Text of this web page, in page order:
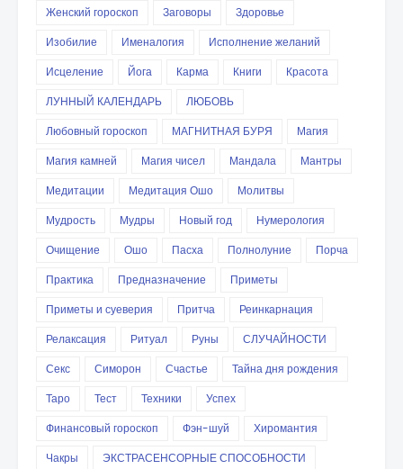
Женский гороскоп
Заговоры
Здоровье
Изобилие
Именалогия
Исполнение желаний
Исцеление
Йога Карма Книги
Красота
ЛУННЫЙ КАЛЕНДАРЬ
ЛЮБОВЬ
Любовный гороскоп
МАГНИТНАЯ БУРЯ
Магия
Магия камней
Магия чисел Мандала
Мантры
Медитации
Медитация Ошо
Молитвы
Мудрость
Мудры Новый год
Нумерология
Очищение
Ошо Пасха Полнолуние
Порча
Практика
Предназначение
Приметы
Приметы и суеверия
Притча
Реинкарнация
Релаксация
Ритуал Руны
СЛУЧАЙНОСТИ
Секс
Симорон Счастье
Тайна дня рождения
Таро
Тест Техники
Успех
Финансовый гороскоп
Фэн-шуй
Хиромантия
Чакры
ЭКСТРАСЕНСОРНЫЕ СПОСОБНОСТИ